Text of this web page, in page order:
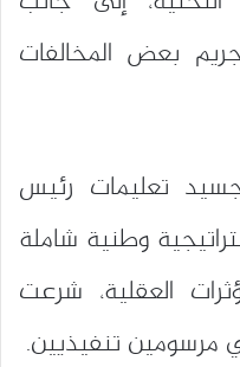
بعض المخالفات
تعليمات رئيس
وطنية شاملة
العقلية، شرعت
تنفيذيين.